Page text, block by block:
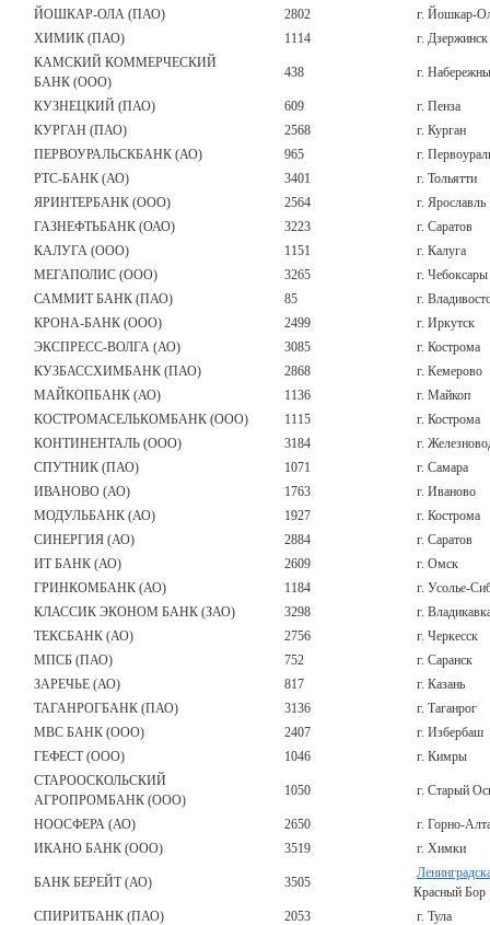
ЙОШКАР-ОЛА (ПАО) 2802
г. Йошкар-
ХИМИК (ПАО)
1114
г. Дзержинск
КАМСКИЙ КОММЕРЧЕСКИЙ
БАНК (ООО)
438 г.
КУЗНЕЦКИЙ (ПАО) 609
г. Пенза
КУРГАН (ПАО)
2568
г. Курган
ПЕРВОУРАЛЬСКБАНК (АО)
965
г.
РТС-БАНК (АО)
3401
г. Тольятти
ЯРИНТЕРБАНК (ООО)
2564
г. Ярославль
ГАЗНЕФТЬБАНК (ОАО)
3223
г. Саратов
КАЛУГА (ООО)
1151
г. Калуга
МЕГАПОЛИС (ООО)
3265
г. Чебоксары
САММИТ БАНК (ПАО)
85
г.
КРОНА-БАНК (ООО)
2499
г. Иркутск
ЭКСПРЕСС-ВОЛГА (АО)
3085
г. Кострома
КУЗБАССХИМБАНК (ПАО)
2868
г. Кемерово
МАЙКОПБАНК (АО)
1136
г. Майкоп
КОСТРОМАСЕЛЬКОМБАНК (ООО)
1115
г. Кострома
КОНТИНЕНТАЛЬ (ООО)
3184
г.
СПУТНИК (ПАО)
1071
г. Самара
ИВАНОВО (АО)
1763
г. Иваново
МОДУЛЬБАНК (АО)
1927
г. Кострома
СИНЕРГИЯ (АО)
2884
г. Саратов
ИТ БАНК (АО)
2609
г. Омск
ГРИНКОМБАНК (АО)
1184
г. Усолье-
КЛАССИК ЭКОНОМ БАНК (ЗАО)
3298
г.
ТЕКСБАНК (АО)
2756
г. Черкесск
МПСБ (ПАО)
752
г. Саранск
ЗАРЕЧЬЕ (АО)
817
г. Казань
ТАГАНРОГБАНК (ПАО)
3136
г. Таганрог
МВС БАНК (ООО)
2407
г. Избербаш
ГЕФЕСТ (ООО)
1046
г. Кимры
СТАРООСКОЛЬСКИЙ
АГРОПРОМБАНК (ООО)
1050 г. Старый
НООСФЕРА (АО) 2650
г. Горно-
ИКАНО БАНК (ООО)
3519 г. Химки
БАНК БЕРЕЙТ (АО) 3505
Красный Бор
СПИРИТБАНК (ПАО)
2053
г. Тула